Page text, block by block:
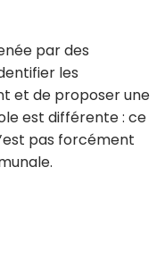
par des
les
et de proposer une
est différente : ce
pas forcément